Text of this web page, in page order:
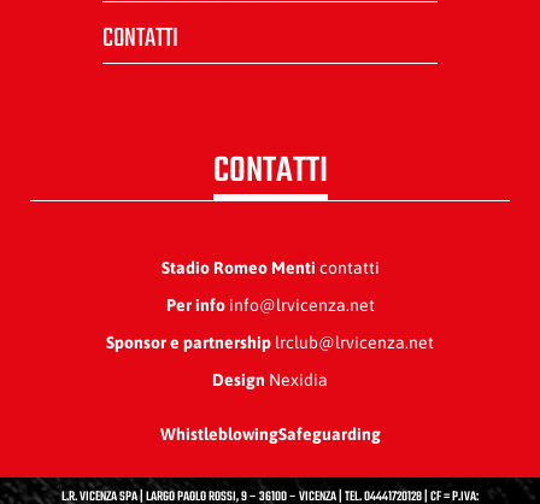
CONTATTI
CONTATTI
Stadio Romeo Menti contatti
Per infoinfo@lrvicenza.net
Sponsor e partnership lrclub@lrvicenza.net
Design Nexidia
WhistleblowingSafeguarding
L.R. VICENZA SPA | LARGO PAOLO ROSSI, 9 – 36100 – VICENZA | TEL. 04441720128 | CF = P.IVA: